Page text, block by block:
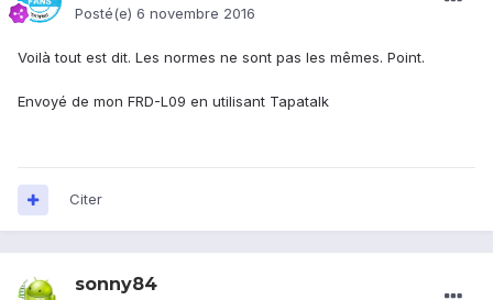
Posté(e) 6 novembre 2016
Voilà tout est dit. Les normes ne sont pas les mêmes. Point.
Envoyé de mon FRD-L09 en utilisant Tapatalk
Citer
sonny84